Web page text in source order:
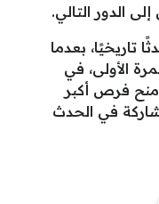
الدور التالي.
نسخة كأس العالم 2026 حدثًا تاريخيًا، بعدما
48 منتخبًا للمرة الأولى، في
فرص أكبر
في الحدث